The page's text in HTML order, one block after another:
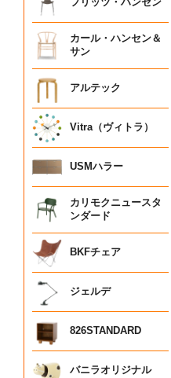
フリッツ・ハンセン
カール・ハンセン＆
サン
アルテック
Vitra（ヴィトラ）
USMハラー
カリモクニュースタ
ンダード
BKFチェア
ジェルデ
826STANDARD
バニラオリジナル